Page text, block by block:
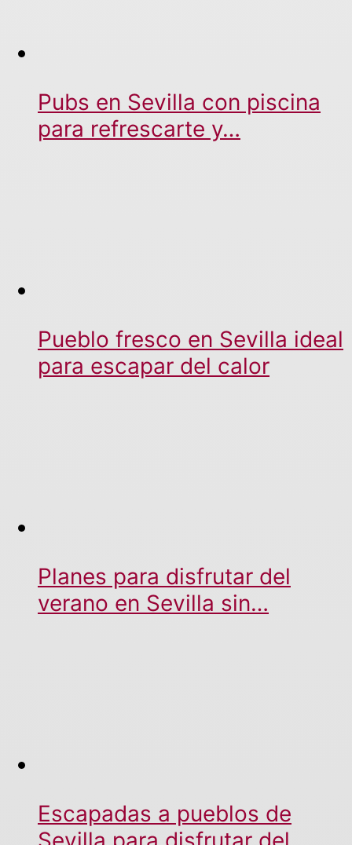
Pubs en Sevilla con piscina
para refrescarte y…
Pueblo fresco en Sevilla ideal
para escapar del calor
Planes para disfrutar del
verano en Sevilla sin…
Escapadas a pueblos de